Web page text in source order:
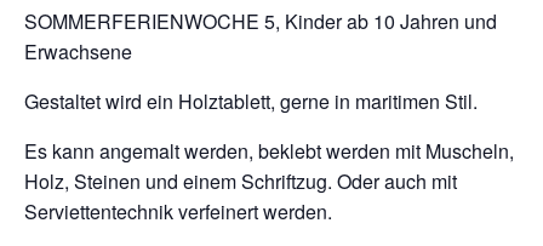
SOMMERFERIENWOCHE 5, Kinder ab 10 Jahren und
Erwachsene
Gestaltet wird ein Holztablett, gerne in maritimen Stil.
Es kann angemalt werden, beklebt werden mit Muscheln,
Holz, Steinen und einem Schriftzug. Oder auch mit
Serviettentechnik verfeinert werden.